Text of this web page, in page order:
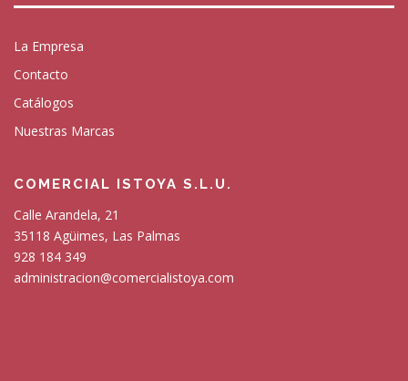
La Empresa
Contacto
Catálogos
Nuestras Marcas
COMERCIAL ISTOYA S.L.U.
Calle Arandela, 21
35118 Agüimes, Las Palmas
928 184 349
administracion@comercialistoya.com